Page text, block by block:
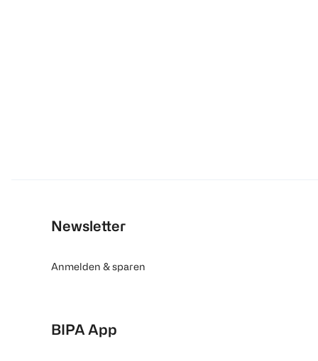
Newsletter
Anmelden & sparen
BIPA App